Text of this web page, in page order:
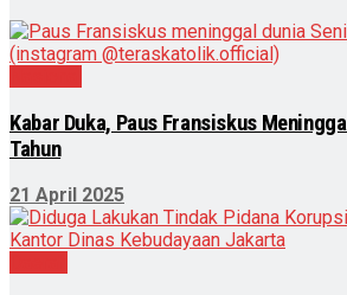
Kabar Duka, Paus Fransiskus
Tahun
21 April 2025